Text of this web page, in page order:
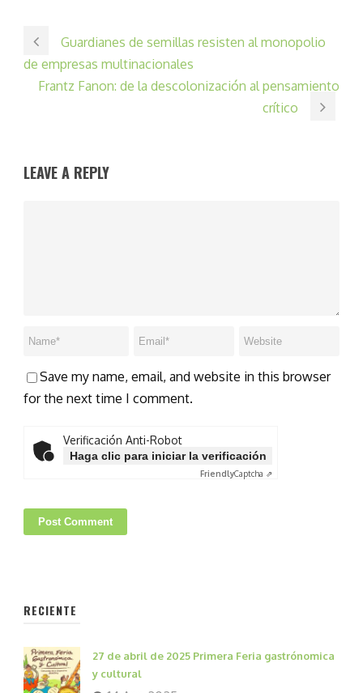
Guardianes de semillas resisten al monopolio
de empresas multinacionales
Frantz Fanon: de la descolonización al pensamiento
crítico
LEAVE A REPLY
Save my name, email, and website in this browser
for the next time I comment.
Verificación Anti-Robot
Haga clic para iniciar la verificación
FriendlyCaptcha ⇗
RECIENTE
27 de abril de 2025 Primera Feria gastrónomica
y cultural